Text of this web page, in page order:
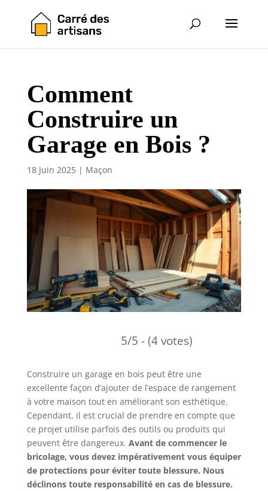
Comment
Construire un
Garage en Bois ?
18 Juin 2025| Maçon
5/5 - (4 votes)
Construire un garage en bois peut être une
excellente façon d’ajouter de l’espace de rangement
à votre maison tout en améliorant son esthétique.
Cependant, il est crucial de prendre en compte que
ce projet utilise parfois des outils ou produits qui
peuvent être dangereux. Avant de commencer le
bricolage, vous devez impérativement vous équiper
de protections pour éviter toute blessure. Nous
déclinons toute responsabilité en cas de blessure.